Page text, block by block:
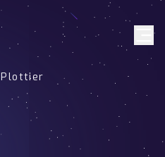
Plottier